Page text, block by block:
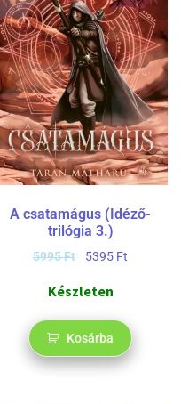
A csatamágus (Idéző-
trilógia 3.)
5995Ft 5395 Ft
Készleten
Kosárba